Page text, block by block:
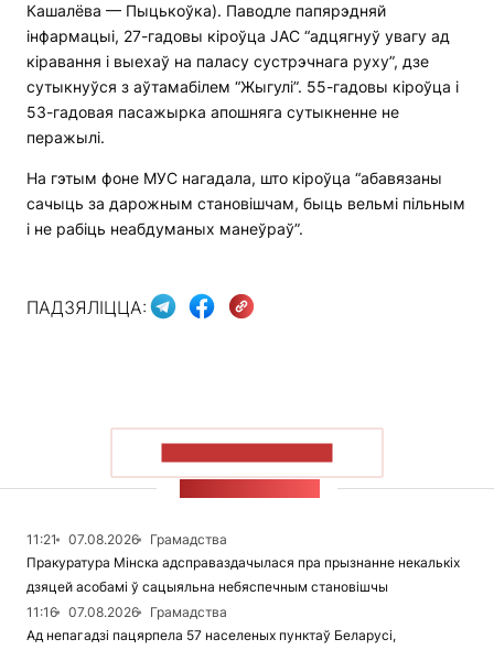
Кашалёва — Пыцькоўка). Паводле папярэдняй
інфармацыі, 27-гадовы кіроўца JAC “адцягнуў увагу ад
кіравання і выехаў на паласу сустрэчнага руху”, дзе
сутыкнуўся з аўтамабілем “Жыгулі”. 55-гадовы кіроўца і
53-гадовая пасажырка апошняга сутыкненне не
перажылі.
На гэтым фоне МУС нагадала, што кіроўца “абавязаны
сачыць за дарожным становішчам, быць вельмі пільным
і не рабіць неабдуманых манеўраў”.
ПАДЗЯЛІЦЦА:
11:21 07.08.2026
Грамадства
Пракуратура Мінска адсправаздачылася пра прызнанне некалькіх
дзяцей асобамі ў сацыяльна небяспечным становішчы
11:16
07.08.2026
Грамадства
Ад непагадзі пацярпела 57 населеных пунктаў Беларусі,